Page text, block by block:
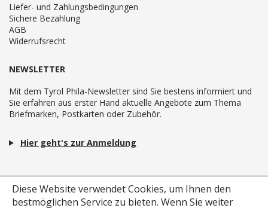
Diese Website verwendet Cookies, um Ihnen den
bestmöglichen Service zu bieten. Wenn Sie weiter
Liefer- und Zahlungsbedingungen
Sichere Bezahlung
AGB
Widerrufsrecht
NEWSLETTER
Mit dem Tyrol Phila-Newsletter sind Sie bestens informiert und
Sie erfahren aus erster Hand aktuelle Angebote zum Thema
Briefmarken, Postkarten oder Zubehör.
Hier geht's zur Anmeldung